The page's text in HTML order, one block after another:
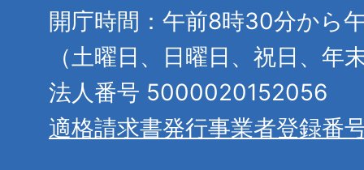
開庁時間：午前8時30分から
（土曜日、日曜日、祝日、年
法人番号 5000020152056
適格請求書発行事業者登録番